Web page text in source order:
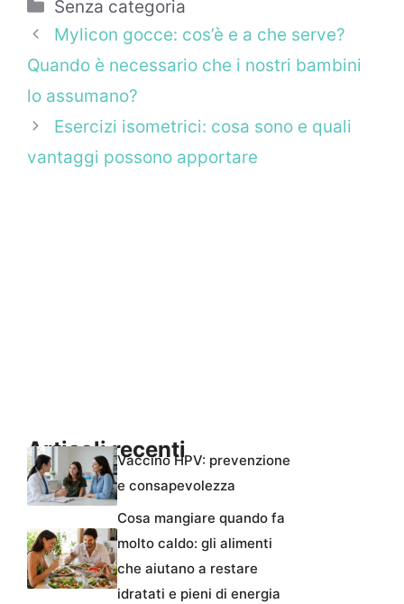
Categorie
Senza categoria
Mylicon gocce: cos’è e a che serve?
Quando è necessario che i nostri bambini
lo assumano?
Esercizi isometrici: cosa sono e quali
vantaggi possono apportare
Articoli recentiVaccino HPV: prevenzione
e consapevolezza
Cosa mangiare quando fa
molto caldo: gli alimenti
che aiutano a restare
idratati e pieni di energia